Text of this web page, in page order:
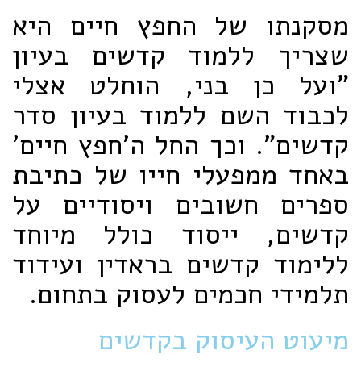
מסקנתו של החפץ חיים היא
שצריך ללמוד קדשים בעיון
"ועל כן בני, הוחלט אצלי
לכבוד השם ללמוד בעיון סדר
קדשים". וכך החל ה'חפץ חיים'
באחד ממפעלי חייו של כתיבת
ספרים חשובים ויסודיים על
קדשים, ייסוד כולל מיוחד
ללימוד קדשים בראדין ועידוד
תלמידי חכמים לעסוק בתחום.
מיעוט העיסוק בקדשים